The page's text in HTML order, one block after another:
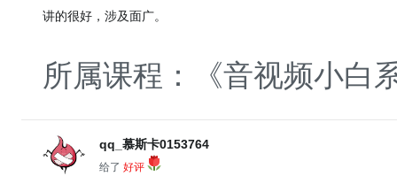
讲的很好，涉及面广。
所属课程：《音视频小白
qq_慕斯卡0153764
给了 好评